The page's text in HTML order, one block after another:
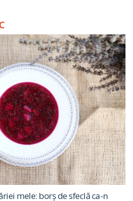
mele: borș de sfeclă ca-n